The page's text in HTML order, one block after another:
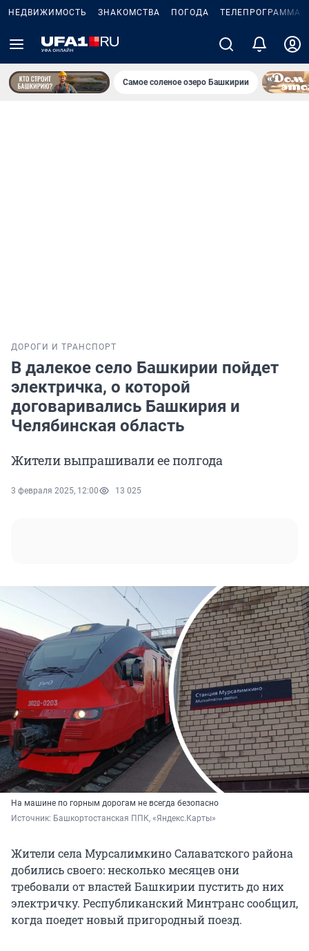
НЕДВИЖИМОСТЬ ЗНАКОМСТВА ПОГОДА ТЕЛЕПРОГРАММА
Самое соленое озеро Башкирии
ДОРОГИ И ТРАНСПОРТ
В далекое село Башкирии пойдет
электричка, о которой
договаривались Башкирия и
Челябинская область
Жители выпрашивали ее полгода
3 февраля 2025, 12:00 13 025
На машине по горным дорогам не всегда безопасно
Источник: Башкортостанская ППК, «Яндекс.Карты»
Жители села Мурсалимкино Салаватского района
добились своего: несколько месяцев они
требовали от властей Башкирии пустить до них
электричку. Республиканский Минтранс сообщил,
когда поедет новый пригородный поезд.